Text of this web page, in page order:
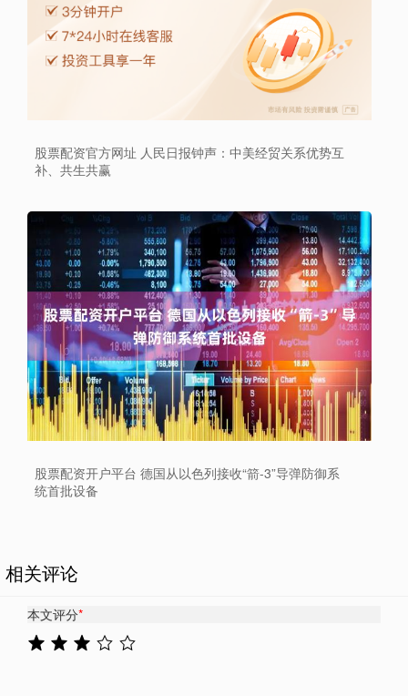
股票配资官方网址 人民日报钟声：中美经贸关系优势互
补、共生共赢
股票配资开户平台 德国从以色列接收“箭-3”导弹防御系
统首批设备
相关评论
本文评分*